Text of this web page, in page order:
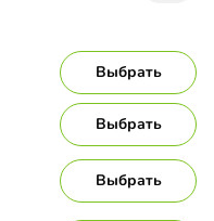
Выбрать
Выбрать
Выбрать